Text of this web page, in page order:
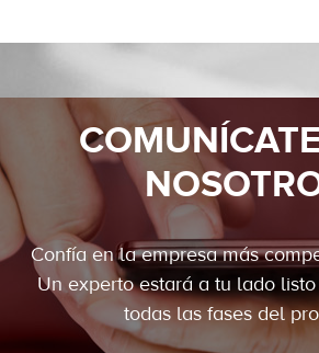
Confía en la empresa más
Un experto estará a tu lado
todas las fases del